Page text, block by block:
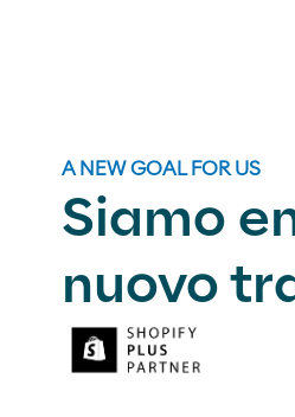
A NEW GOAL FOR US
Siamo
nuovo